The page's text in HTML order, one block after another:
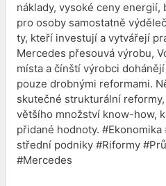
náklady, vysoké ceny energií,
pro osoby samostatně
ty, kteří investují a vytvářejí
Mercedes přesouvá výrobu,
místa a čínští výrobci
pouze drobnými reformami.
skutečné strukturální
většího množství know-how,
přidané hodnoty. #Ekonomika
střední podniky #Riformy
#Mercedes